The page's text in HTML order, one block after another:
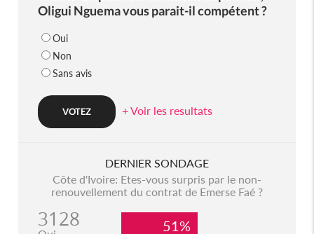
Oligui Nguema vous parait-il compétent ?
Oui
Non
Sans avis
+ Voir les resultats
DERNIER SONDAGE
Côte d'Ivoire: Etes-vous surpris par le non-
renouvellement du contrat de Emerse Faé ?
3128 51%